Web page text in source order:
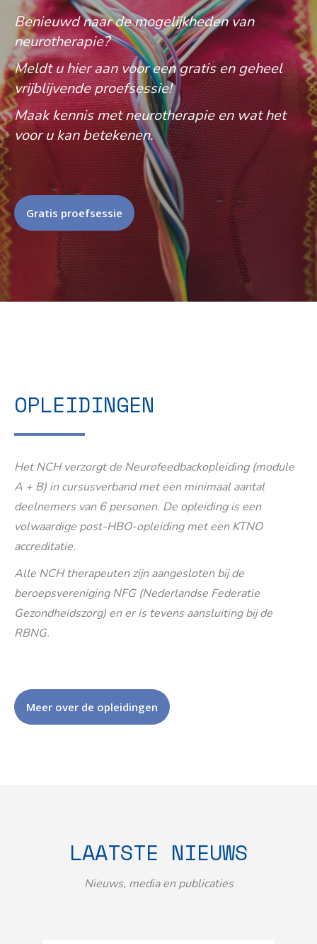
Benieuwd naar de mogelijkheden van
neurotherapie?
Meldt u hier aan voor een gratis en geheel
vrijblijvende proefsessie!
Maak kennis met neurotherapie en wat het
voor u kan betekenen.
Gratis proefsessie
OPLEIDINGEN
Het NCH verzorgt de Neurofeedbackopleiding (module
A + B) in cursusverband met een minimaal aantal
deelnemers van 6 personen. De opleiding is een
volwaardige post-HBO-opleiding met een KTNO
accreditatie.
Alle NCH therapeuten zijn aangesloten bij de
beroepsvereniging NFG (Nederlandse Federatie
Gezondheidszorg) en er is tevens aansluiting bij de
RBNG.
Meer over de opleidingen
LAATSTE NIEUWS
Nieuws, media en publicaties